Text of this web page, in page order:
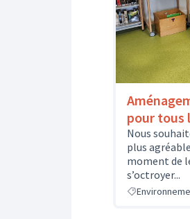
pour tous
Nous
plus
moment de
s’octroyer...